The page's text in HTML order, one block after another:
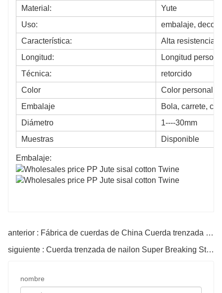
Material:
Yute
Uso:
embalaje,
Característica:
Alta resistencia,
Longitud:
Longitud
Técnica:
retorcido
Color
Color
Embalaje
Bola, carrete,
Diámetro
1----30mm
Muestras
Disponible
Embalaje:
anterior : Fábrica de cuerdas de China Cuerda trenzada de diamante de polipropileno
siguiente : Cuerda trenzada de nailon Super Breaking Strain
nombre